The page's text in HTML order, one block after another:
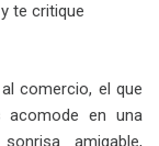
te critique
comercio, el que
en una
amigable,